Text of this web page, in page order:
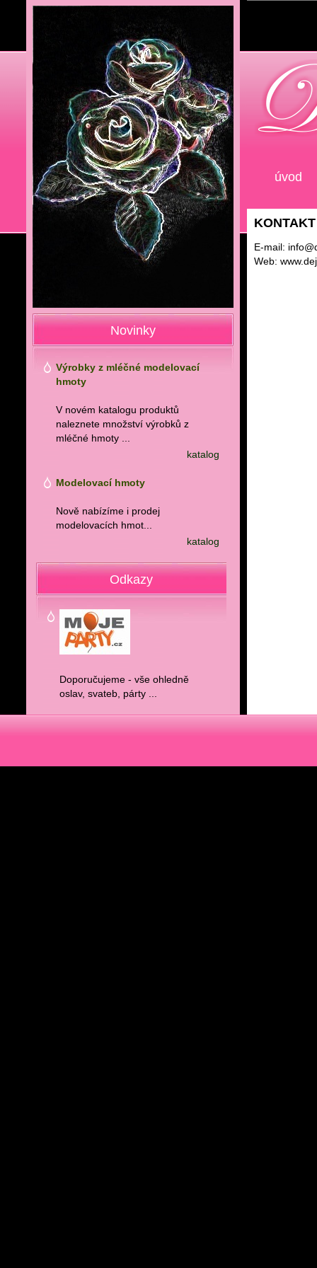
úvod
KONTAKT
E-mail:
Web:
Novinky
Výrobky z mléčné modelovací
hmoty
V novém katalogu produktů
naleznete množství výrobků z
mléčné hmoty ...
katalog
Modelovací hmoty
Nově nabízíme i prodej
modelovacích hmot...
katalog
Odkazy
Doporučujeme - vše ohledně
oslav, svateb, párty ...